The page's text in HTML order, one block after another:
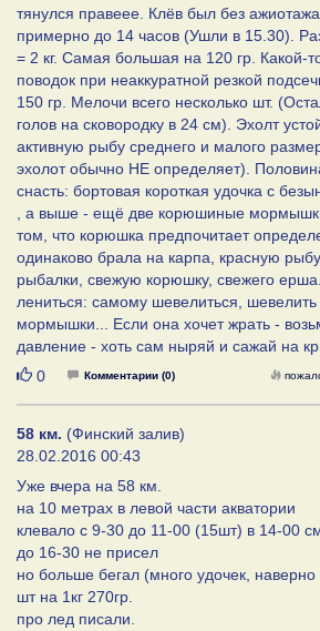
тянулся правеее. Клёв был без
примерно до 14 часов (Ушли в 15.30).
= 2 кг. Самая большая на 120 гр. Какой-
поводок при неаккуратной резкой
150 гр. Мелочи всего несколько шт.
голов на сковородку в 24 см). Эхолт
активную рыбу среднего и малого
эхолот обычно НЕ определяет).
снасть: бортовая короткая удочка с
, а выше - ещё две корюшиные
том, что корюшка предпочитает
одинаково брала на карпа, красную
рыбалки, свежую корюшку, свежего
лениться: самому шевелиться, шевелить
мормышки... Если она хочет жрать -
давление - хоть сам ныряй и сажай на
Нравится
0 Комментарии (0)
58 км. (Финский залив)
28.02.2016 00:43
Уже вчера на 58 км.
на 10 метрах в левой части акватории
клевало с 9-30 до 11-00 (15шт) в 14-00
до 16-30 не присел
но больше бегал (много удочек,
шт на 1кг 270гр.
про лед писали.